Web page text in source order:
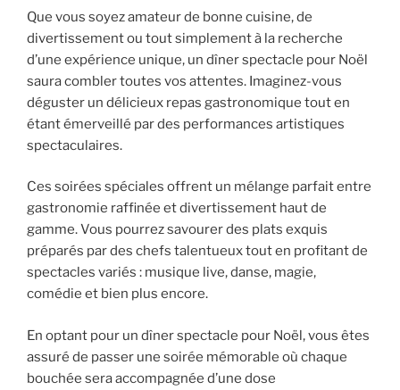
Que vous soyez amateur de bonne cuisine, de
divertissement ou tout simplement à la recherche
d’une expérience unique, un dîner spectacle pour Noël
saura combler toutes vos attentes. Imaginez-vous
déguster un délicieux repas gastronomique tout en
étant émerveillé par des performances artistiques
spectaculaires.
Ces soirées spéciales offrent un mélange parfait entre
gastronomie raffinée et divertissement haut de
gamme. Vous pourrez savourer des plats exquis
préparés par des chefs talentueux tout en profitant de
spectacles variés : musique live, danse, magie,
comédie et bien plus encore.
En optant pour un dîner spectacle pour Noël, vous êtes
assuré de passer une soirée mémorable où chaque
bouchée sera accompagnée d’une dose